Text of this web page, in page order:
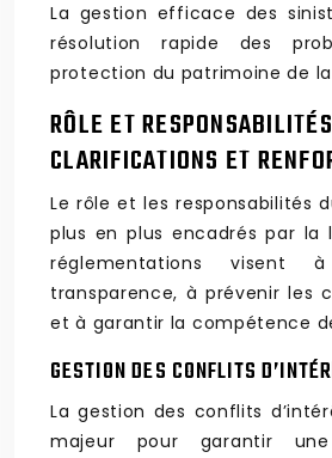
La gestion efficace des
résolution rapide des
protection du patrimoine de
RÔLE ET
CLARIFICATIONS ET
Le rôle et les responsabilités
plus en plus encadrés par la
réglementations visent
transparence, à prévenir les
et à garantir la compétence
GESTION DES CONFLITS
La gestion des conflits
majeur pour garantir une